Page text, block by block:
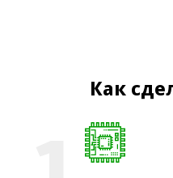
Как